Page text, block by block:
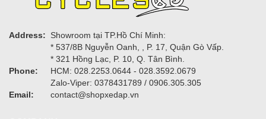
Address:
Showroom tại TP.Hồ Chí Minh:
* 537/8B Nguyễn Oanh, , P. 17, Quận Gò Vấp.
* 321 Hồng Lạc, P. 10, Q. Tân Bình.
Phone:
HCM: 028.2253.0644 - 028.3592.0679
Zalo-Viper: 0378431789 / 0906.305.305
Email:
contact@shopxedap.vn